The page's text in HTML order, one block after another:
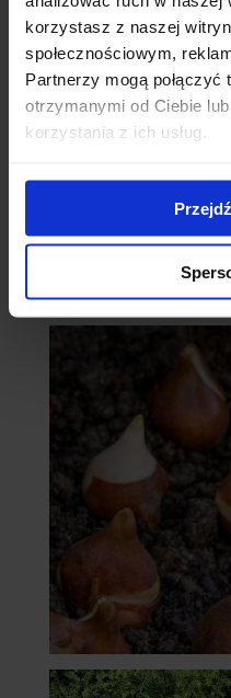
korzystasz z naszej
społecznościowym,
Partnerzy mogą
otrzymanymi od Ciebie
korzystania z ich usług.
- surmie